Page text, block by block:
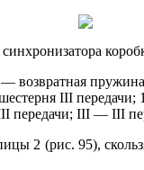
возвратная
III
передачи; III — III
2 (рис. 95),